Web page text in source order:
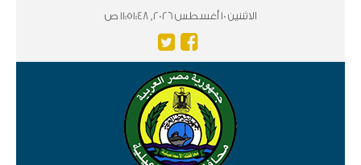
الاثننين 10 أغسطس 2026, 11:51:48 ص